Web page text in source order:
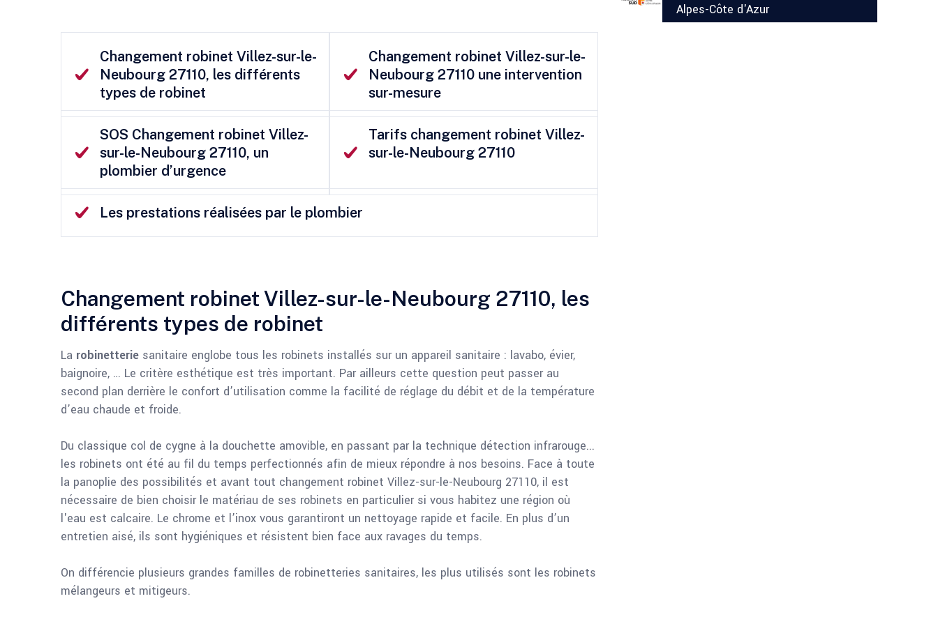
Changement robinet Villez-sur-le-
Neubourg 27110, les différents
types de robinet
Changement robinet Villez-sur-le-
Neubourg 27110 une intervention
sur-mesure
SOS Changement robinet Villez-
sur-le-Neubourg 27110, un
plombier d’urgence
Tarifs changement robinet Villez-
sur-le-Neubourg 27110
Les prestations réalisées par le plombier
Changement robinet Villez-sur-le-Neubourg 27110, les
différents types de robinet
La robinetterie sanitaire englobe tous les robinets installés sur un appareil sanitaire : lavabo, évier,
baignoire, … Le critère esthétique est très important. Par ailleurs cette question peut passer au
second plan derrière le confort d’utilisation comme la facilité de réglage du débit et de la température
d’eau chaude et froide.
Du classique col de cygne à la douchette amovible, en passant par la technique détection infrarouge...
les robinets ont été au fil du temps perfectionnés afin de mieux répondre à nos besoins. Face à toute
la panoplie des possibilités et avant tout changement robinet Villez-sur-le-Neubourg 27110, il est
nécessaire de bien choisir le matériau de ses robinets en particulier si vous habitez une région où
l'eau est calcaire. Le chrome et l’inox vous garantiront un nettoyage rapide et facile. En plus d’un
entretien aisé, ils sont hygiéniques et résistent bien face aux ravages du temps.
On différencie plusieurs grandes familles de robinetteries sanitaires, les plus utilisés sont les robinets
mélangeurs et mitigeurs.
Alpes-Côte d'Azur